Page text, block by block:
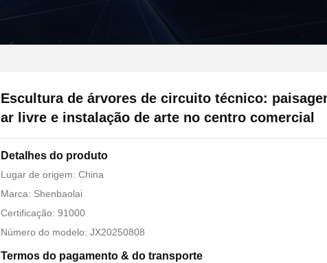
Escultura de árvores de circuito técnico:
ar livre e instalação de arte no centro comercial
Detalhes do produto
Lugar de origem: China
Marca: Shenbaolai
Certificação: 91000
Número do modelo: JX20250808
Termos do pagamento & do transporte